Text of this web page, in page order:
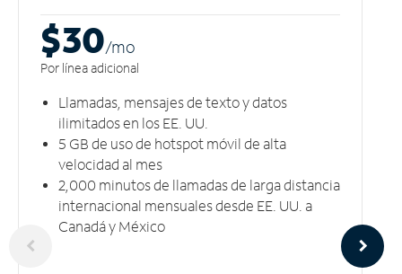
$30/mo
Por línea adicional
Llamadas, mensajes de texto y datos
ilimitados en los EE. UU.
5 GB​​​​​​​ de uso de hotspot móvil ​​​​​​​de alta
velocidad al mes
2,000 minutos de llamadas de larga distancia
internacional mensuales desde EE. UU. a
Canadá y México